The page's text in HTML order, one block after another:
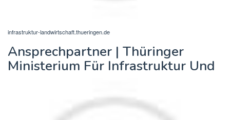
infrastruktur-landwirtschaft.thueringen.de
Ansprechpartner | Thüringer
Ministerium Für Infrastruktur Und